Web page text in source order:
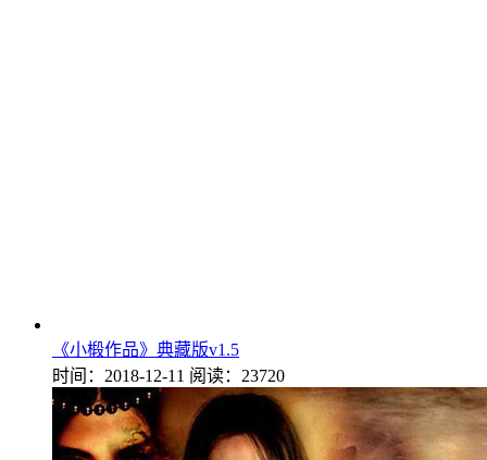
《小椴作品》典藏版v1.5
时间：2018-12-11 阅读：23720